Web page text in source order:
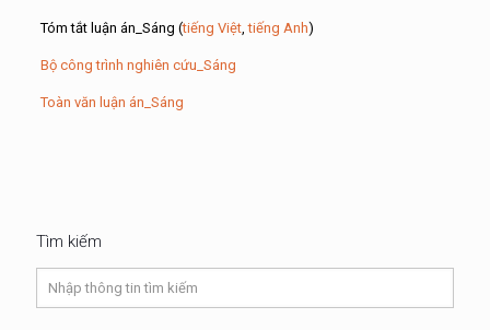
Tóm tắt luận án_Sáng (tiếng Việt,tiếng Anh)
Bộ công trình nghiên cứu_Sáng
Toàn văn luận án_Sáng
Tìm kiếm